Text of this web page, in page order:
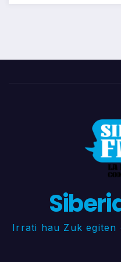
Irrati hau Zuk egiten